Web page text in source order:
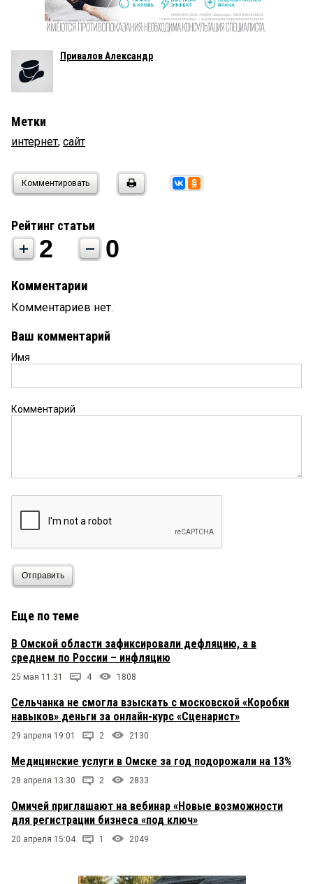
Привалов Александр
Метки
интернет, сайт
Комментировать
Рейтинг статьи
2 0
Комментарии
Комментариев нет.
Ваш комментарий
Имя
Комментарий
Отправить
Еще по теме
В Омской области зафиксировали дефляцию, а в
среднем по России – инфляцию
25 мая 11:31 4 1808
Сельчанка не смогла взыскать с московской «Коробки
навыков» деньги за онлайн-курс «Сценарист»
29 апреля 19:01 2 2130
Медицинские услуги в Омске за год подорожали на 13%
28 апреля 13:30 2 2833
Омичей приглашают на вебинар «Новые возможности
для регистрации бизнеса «под ключ»
20 апреля 15:04 1 2049